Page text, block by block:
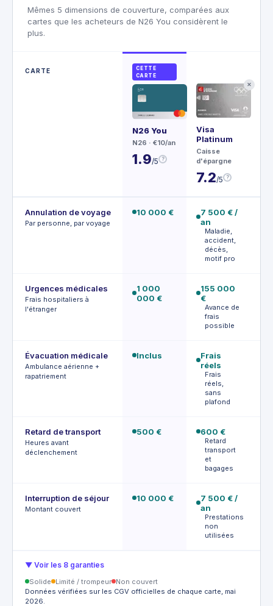
Mêmes 5 dimensions de couverture, comparées aux
cartes que les acheteurs de N26 You considèrent le
plus.
CARTE
CETTE
CARTE
N26 You
N26 · €10/an
1.9/5 ?
✕
Visa
Platinum
Caisse
d'épargne
7.2/5 ?
Annulation de voyage
Par personne, par voyage
10 000 €
7 500 € /
an
Maladie,
accident,
décès,
motif pro
Urgences médicales
Frais hospitaliers à
l'étranger
1 000
000 €
155 000
€
Avance de
frais
possible
Évacuation médicale
Ambulance aérienne +
rapatriement
Inclus
Frais
réels
Frais
réels,
sans
plafond
Retard de transport
Heures avant
déclenchement
500 € 600 €
Retard
transport
et
bagages
Interruption de séjour
Montant couvert
10 000 €
7 500 € /
an
Prestations
non
utilisées
▼ Voir les 8 garanties
Solide Limité / trompeur Non couvert
Données vérifiées sur les CGV officielles de chaque carte, mai
2026.